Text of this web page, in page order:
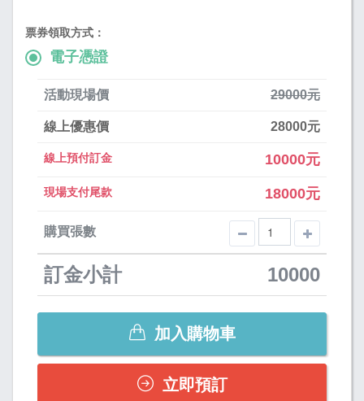
票券領取方式：
電子憑證
活動現場價 29000元
線上優惠價 28000元
線上預付訂金 10000元
現場支付尾款 18000元
購買張數
訂金小計 10000
加入購物車
立即預訂